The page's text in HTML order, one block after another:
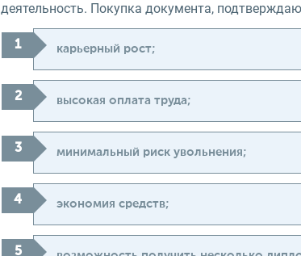
деятельность. Покупка документа,
карьерный рост;
высокая оплата труда;
минимальный риск увольнения;
экономия средств;